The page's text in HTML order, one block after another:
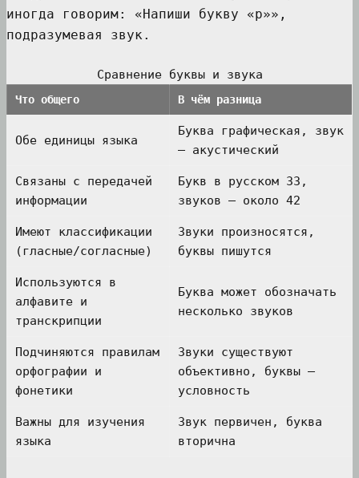
иногда говорим: «Напиши букву «р»»,
подразумевая звук.
Сравнение буквы и звука
Что общего В чём разница
Обе единицы языка
Буква графическая, звук
— акустический
Связаны с передачей
информации
Букв в русском 33,
звуков — около 42
Имеют классификации
(гласные/согласные)
Звуки произносятся,
буквы пишутся
Используются в
алфавите и
транскрипции
Буква может обозначать
несколько звуков
Подчиняются правилам
орфографии и
фонетики
Звуки существуют
объективно, буквы —
условность
Важны для изучения
языка
Звук первичен, буква
вторична